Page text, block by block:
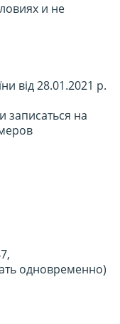
и не
від 28.01.2021 р.
записаться на
одновременно)